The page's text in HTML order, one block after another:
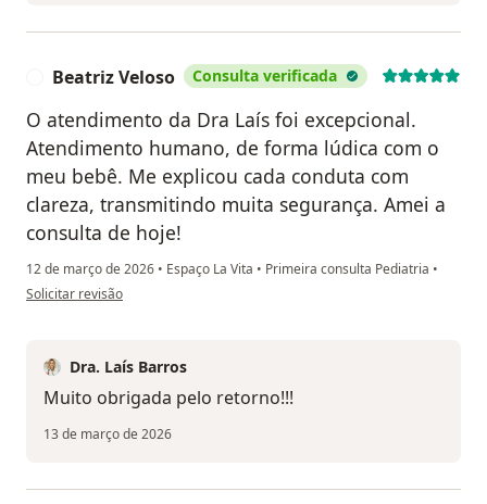
Beatriz Veloso Consulta verificada
O atendimento da Dra Laís foi excepcional.
Atendimento humano, de forma lúdica com o
meu bebê. Me explicou cada conduta com
clareza, transmitindo muita segurança. Amei a
consulta de hoje!
12 de março de 2026 • Espaço La Vita • Primeira consulta Pediatria •
na opinião do utilizador Beatriz Veloso
Solicitar revisão
Dra. Laís Barros
Muito obrigada pelo retorno!!!
13 de março de 2026